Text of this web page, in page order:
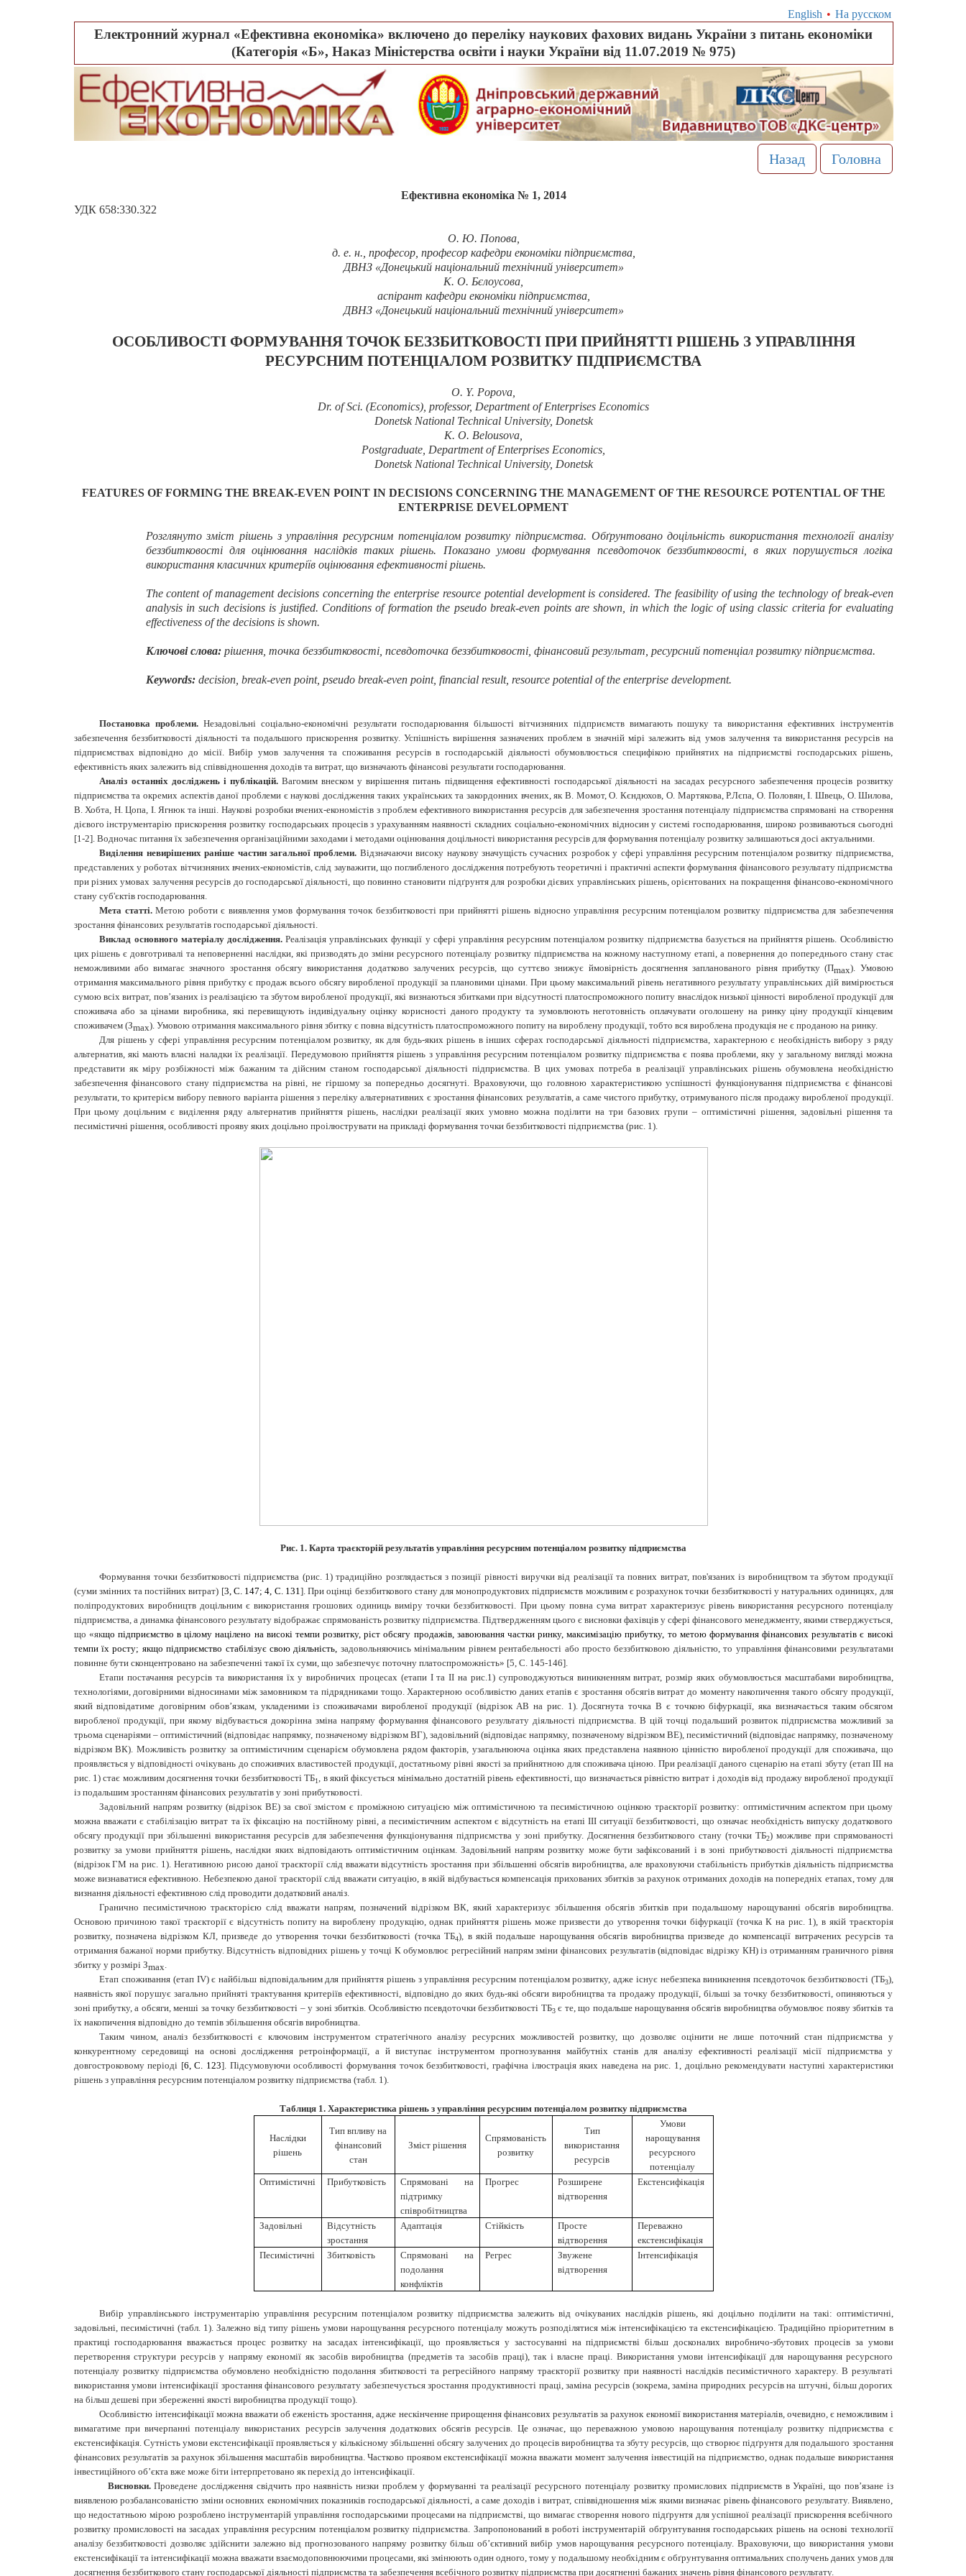
English • На русском
Електронний журнал «Ефективна економіка» включено до переліку наукових фахових видань України з питань економіки
(Категорія «Б», Наказ Міністерства освіти і науки України від 11.07.2019 № 975)
Назад Головна
Ефективна економіка № 1, 2014
УДК 658:330.322
О. Ю. Попова,
д. е. н., професор, професор кафедри економіки підприємства,
ДВНЗ «Донецький національний технічний університет»
К. О. Бєлоусова,
аспірант кафедри економіки підприємства,
ДВНЗ «Донецький національний технічний університет»
ОСОБЛИВОСТІ ФОРМУВАННЯ ТОЧОК БЕЗЗБИТКОВОСТІ ПРИ ПРИЙНЯТТІ РІШЕНЬ З УПРАВЛІННЯ
РЕСУРСНИМ ПОТЕНЦІАЛОМ РОЗВИТКУ ПІДПРИЄМСТВА
O. Y. Popova
Dr. of Sci. (Economics), professor, Department of Enterprises Economics
Donetsk National Technical University, Donetsk
K. O. Belousova
Postgraduate, Department of Enterprises Economics,
Donetsk National Technical University, Donetsk
FEATURES OF FORMING THE BREAK-EVEN POINT IN DECISIONSCONCERNINGTHE MANAGEMENT OF THE RESOURCE POTENTIAL OF THE
ENTERPRISE DEVELOPMENT
Розглянуто зміст рішень з управління ресурсним потенціалом розвитку підприємства. Обґрунтовано доцільність використання технології аналізу
беззбитковості для оцінювання наслідків таких рішень. Показано умови формування псевдоточок беззбитковості, в яких порушується логіка
використання класичних критеріїв оцінювання ефективності рішень.
The content of management decisionsconcerning theenterprise resource potential developmentisconsidered. The feasibility of using the technology ofbreak-even
analysis in such decisions is justified. Conditions of formation the pseudo break-even points are shown in which the logic of using classic criteria for evaluating
effectiveness of the decisions is shown.
Ключові слова:рішення, точка беззбитковості, псевдоточка беззбитковості, фінансовий результат, ресурсний потенціал розвитку підприємства.
Keywords:decision, break-even point, pseudo break-even point, financial result, resource potential of the enterprise development.
Постановка проблеми.Незадовільні соціально-економічні результати господарювання більшості вітчизняних підприємств вимагають пошуку та використання ефективних інструментів
забезпечення беззбитковості діяльності та подальшого прискорення розвитку. Успішність вирішення зазначених проблем в значній мірі залежить від умов залучення та використання ресурсів на
підприємствах відповідно до місії. Вибір умов залучення та споживання ресурсів в господарській діяльності обумовлюється специфікою прийнятих на підприємстві господарських рішень,
ефективність яких залежить від співвідношення доходів та витрат, що визначають фінансові результати господарювання.
Аналіз останніх досліджень і публікацій. Вагомим внеском у вирішення питань підвищення ефективності господарської діяльності на засадах ресурсного забезпечення процесів розвитку
підприємства та окремих аспектів даної проблеми є наукові дослідження таких українських та закордонних вчених, як В. Момот, О. Кєндюхов, О. Мартякова, Р.Лєпа, О. Половян, І. Швець, О. Шилова,
В. Хобта, Н. Цопа, І. Ягнюк та інші. Наукові розробки вчених-економістів з проблем ефективного використання ресурсів для забезпечення зростання потенціалу підприємства спрямовані на створення
дієвого інструментарію прискорення розвитку господарських процесів з урахуванням наявності складних соціально-економічних відносин у системі господарювання, широко розвиваються сьогодні
[1-2]. Водночас питання їх забезпечення організаційними заходами і методами оцінювання доцільності використання ресурсів для формування потенціалу розвитку залишаються досі актуальними.
Виділення невирішених раніше частин загальної проблеми. Відзначаючи високу наукову значущість сучасних розробок у сфері управління ресурсним потенціалом розвитку підприємства,
представлених у роботах вітчизняних вчених-економістів, слід зауважити, що поглибленого дослідження потребують теоретичні і практичні аспекти формування фінансового результату підприємства
при різних умовах залучення ресурсів до господарської діяльності, що повинно становити підґрунтя для розробки дієвих управлінських рішень, орієнтованих на покращення фінансово-економічного
стану суб'єктів господарювання.
Мета статті.Метою роботи є виявлення умов формування точок беззбитковості при прийнятті рішень відносно управління ресурсним потенціалом розвитку підприємства для забезпечення
зростання фінансових результатів господарської діяльності.
Виклад основного матеріалу дослідження. Реалізація управлінських функції у сфері управління ресурсним потенціалом розвитку підприємства базується на прийняття рішень. Особливістю
цих рішень є довготривалі та неповерненні наслідки, які призводять до зміни ресурсного потенціалу розвитку підприємства на кожному наступному етапі, а повернення до попереднього стану стає
неможливими або вимагає значного зростання обсягу використання додатково залучених ресурсів, що суттєво знижує ймовірність досягнення запланованого рівня прибутку (Пmax). Умовою
отримання максимального рівня прибутку є продаж всього обсягу виробленої продукції за плановими цінами. При цьому максимальний рівень негативного результату управлінських дій вимірюється
сумою всіх витрат, пов’язаних із реалізацією та збутом виробленої продукції, які визнаються збитками при відсутності платоспроможного попиту внаслідок низької цінності виробленої продукції для
споживача або за цінами виробника, які перевищують індивідуальну оцінку корисності даного продукту та зумовлюють неготовність оплачувати оголошену на ринку ціну продукції кінцевим
споживачем (Зmax). Умовою отримання максимального рівня збитку є повна відсутність платоспроможного попиту на вироблену продукції, тобто вся вироблена продукція не є проданою на ринку.
Для рішень у сфері управління ресурсним потенціалом розвитку, як для будь-яких рішень в інших сферах господарської діяльності підприємства, характерною є необхідність вибору з ряду
альтернатив, які мають власні наладки їх реалізації. Передумовою прийняття рішень з управління ресурсним потенціалом розвитку підприємства є поява проблеми, яку у загальному вигляді можна
представити як міру розбіжності між бажаним та дійсним станом господарської діяльності підприємства. В цих умовах потреба в реалізації управлінських рішень обумовлена необхідністю
забезпечення фінансового стану підприємства на рівні, не гіршому за попередньо досягнуті. Враховуючи, що головною характеристикою успішності функціонування підприємства є фінансові
результати, то критерієм вибору певного варіанта рішення з переліку альтернативних є зростання фінансових результатів, а саме чистого прибутку, отримуваного після продажу виробленої продукції.
При цьому доцільним є виділення ряду альтернатив прийняття рішень, наслідки реалізації яких умовно можна поділити на три базових групи – оптимістичні рішення, задовільні рішення та
песимістичні рішення, особливості прояву яких доцільно проілюструвати на прикладі формування точки беззбитковості підприємства (рис. 1).
Рис. 1. Карта траєкторій результатів управління ресурсним потенціалом розвитку підприємства
Формування точки беззбитковості підприємства (рис. 1) традиційно розглядається з позиції рівності виручки від реалізації та повних витрат, пов'язаних із виробництвом та збутом продукції
(суми змінних та постійних витрат) [3, С. 147; 4, С. 131]. При оцінці беззбиткового стану для монопродуктових підприємств можливим є розрахунок точки беззбитковості у натуральних одиницях, для
поліпродуктових виробництв доцільним є використання грошових одиниць виміру точки беззбитковості. При цьому повна сума витрат характеризує рівень використання ресурсного потенціалу
підприємства, а динамка фінансового результату відображає спрямованість розвитку підприємства. Підтвердженням цього є висновки фахівців у сфері фінансового менеджменту, якими стверджується,
що «якщо підприємство в цілому націлено на високі темпи розвитку, ріст обсягу продажів, завоювання частки ринку, максимізацію прибутку, то метою формування фінансових результатів є високі
темпи їх росту; якщо підприємство стабілізує свою діяльність, задовольняючись мінімальним рівнем рентабельності або просто беззбитковою діяльністю, то управління фінансовими результатами
повинне бути сконцентровано на забезпеченні такої їх суми, що забезпечує поточну платоспроможність» [5, С. 145-146].
Етапи постачання ресурсів та використання їх у виробничих процесах (етапи І та ІІ на рис.1) супроводжуються виникненням витрат, розмір яких обумовлюється масштабами виробництва,
технологіями, договірними відносинами між замовником та підрядниками тощо. Характерною особливістю даних етапів є зростання обсягів витрат до моменту накопичення такого обсягу продукції,
який відповідатиме договірним обов’язкам, укладеними із споживачами виробленої продукції (відрізок АВ на рис. 1). Досягнута точка В є точкою біфуркації, яка визначається таким обсягом
виробленої продукції, при якому відбувається докорінна зміна напряму формування фінансового результату діяльності підприємства. В цій точці подальший розвиток підприємства можливий за
трьома сценаріями – оптимістичний (відповідає напрямку, позначеному відрізком ВГ), задовільний (відповідає напрямку, позначеному відрізком ВЕ), песимістичний (відповідає напрямку, позначеному
відрізком ВК). Можливість розвитку за оптимістичним сценарієм обумовлена рядом факторів, узагальнююча оцінка яких представлена наявною цінністю виробленої продукції для споживача, що
проявляється у відповідності очікувань до споживчих властивостей продукції, достатньому рівні якості за прийнятною для споживача ціною. При реалізації даного сценарію на етапі збуту (етап ІІІ на
рис. 1) стає можливим досягнення точки беззбитковості ТБ1, в який фіксується мінімально достатній рівень ефективності, що визначається рівністю витрат і доходів від продажу виробленої продукції
із подальшим зростанням фінансових результатів у зоні прибутковості.
Задовільний напрям розвитку (відрізок ВЕ) за свої змістом є проміжною ситуацією між оптимістичною та песимістичною оцінкою траєкторії розвитку: оптимістичним аспектом при цьому
можна вважати є стабілізацію витрат та їх фіксацію на постійному рівні, а песимістичним аспектом є відсутність на етапі ІІІ ситуації беззбитковості, що означає необхідність випуску додаткового
обсягу продукції при збільшенні використання ресурсів для забезпечення функціонування підприємства у зоні прибутку. Досягнення беззбиткового стану (точки ТБ2) можливе при спрямованості
розвитку за умови прийняття рішень, наслідки яких відповідають оптимістичним оцінкам. Задовільний напрям розвитку може бути зафіксований і в зоні прибутковості діяльності підприємства
(відрізок ГМ на рис. 1). Негативною рисою даної траєкторії слід вважати відсутність зростання при збільшенні обсягів виробництва, але враховуючи стабільність прибутків діяльність підприємства
може визнаватися ефективною. Небезпекою даної траєкторії слід вважати ситуацію, в якій відбувається компенсація прихованих збитків за рахунок отриманих доходів на попередніх етапах, тому для
визнання діяльності ефективною слід проводити додатковий аналіз.
Гранично песимістичною траєкторією слід вважати напрям, позначений відрізком ВК, який характеризує збільшення обсягів збитків при подальшому нарощуванні обсягів виробництва.
Основою причиною такої траєкторії є відсутність попиту на вироблену продукцію, однак прийняття рішень може призвести до утворення точки біфуркації (точка К на рис. 1), в якій траєкторія
розвитку, позначена відрізком КЛ, призведе до утворення точки беззбитковості (точка ТБ4), в якій подальше нарощування обсягів виробництва призведе до компенсації витрачених ресурсів та
отримання бажаної норми прибутку. Відсутність відповідних рішень у точці К обумовлює регресійний напрям зміни фінансових результатів (відповідає відрізку КН) із отриманням граничного рівня
збитку у розмірі Зmax.
Етап споживання (етап ІV) є найбільш відповідальним для прийняття рішень з управління ресурсним потенціалом розвитку, адже існує небезпека виникнення псевдоточок беззбитковості (ТБ3),
наявність якої порушує загально прийняті трактування критеріїв ефективності, відповідно до яких будь-які обсяги виробництва та продажу продукції, більші за точку беззбитковості, опиняються у
зоні прибутку, а обсяги, менші за точку беззбитковості – у зоні збитків. Особливістю псевдоточки беззбитковості ТБ3є те, що подальше нарощування обсягів виробництва обумовлює появу збитків та
їх накопичення відповідно до темпів збільшення обсягів виробництва.
Таким чином, аналіз беззбитковості є ключовим інструментом стратегічного аналізу ресурсних можливостей розвитку, що дозволяє оцінити не лише поточний стан підприємства у
конкурентному середовищі на основі дослідження ретроінформації, а й виступає інструментом прогнозування майбутніх станів для аналізу ефективності реалізації місії підприємства у
довгостроковому періоді [6,C. 123]. Підсумовуючи особливості формування точок беззбитковості, графічна ілюстрація яких наведена на рис. 1, доцільно рекомендувати наступні характеристики
рішень з управління ресурсним потенціалом розвитку підприємства (табл. 1).
Таблиця 1. Характеристика рішень з управління ресурсним потенціалом розвитку підприємства
Наслідки
рішень
Тип впливу на
фінансовий
стан
Зміст рішення
Спрямованість
розвитку
Тип
використання
ресурсів
Умови
нарощування
ресурсного
потенціалу
Оптимістичні
Прибутковість
Спрямовані на
підтримку
співробітництва
Прогрес
Розширене
відтворення
Екстенсифікація
Задовільні
Відсутність
зростання
Адаптація Стійкість
Просте
відтворення
Переважно
екстенсифікація
Песимістичні
Збитковість
Спрямовані на
подолання
конфліктів
Регрес
Звужене
відтворення
Інтенсифікація
Вибір управлінського інструментарію управління ресурсним потенціалом розвитку підприємства залежить від очікуваних наслідків рішень, які доцільно поділити на такі: оптимістичні,
задовільні, песимістичні (табл. 1). Залежно від типу рішень умови нарощування ресурсного потенціалу можуть розподілятися між інтенсифікацією та екстенсифікацією. Традиційно пріоритетним в
практиці господарювання вважається процес розвитку на засадах інтенсифікації, що проявляється у застосуванні на підприємстві більш досконалих виробничо-збутових процесів за умови
перетворення структури ресурсів у напряму економії як засобів виробництва (предметів та засобів праці), так і власне праці. Використання умови інтенсифікації для нарощування ресурсного
потенціалу розвитку підприємства обумовлено необхідністю подолання збитковості та регресійного напряму траєкторії розвитку при наявності наслідків песимістичного характеру. В результаті
використання умови інтенсифікації зростання фінансового результату забезпечується зростання продуктивності праці, заміна ресурсів (зокрема, заміна природних ресурсів на штучні, більш дорогих
на більш дешеві при збереженні якості виробництва продукції тощо).
Особливістю інтенсифікації можна вважати об еженість зростання, адже нескінченне прирощення фінансових результатів за рахунок економії використання матеріалів, очевидно, є неможливим і
вимагатиме при вичерпанні потенціалу використаних ресурсів залучення додаткових обсягів ресурсів. Це означає, що переважною умовою нарощування потенціалу розвитку підприємства є
екстенсифікація. Сутність умови екстенсифікації проявляється у кількісному збільшенні обсягу залучених до процесів виробництва та збуту ресурсів, що створює підґрунтя для подальшого зростання
фінансових результатів за рахунок збільшення масштабів виробництва. Частково проявом екстенсифікації можна вважати момент залучення інвестицій на підприємство, однак подальше використання
інвестиційного об’єкта вже може біти інтерпретовано як перехід до інтенсифікації.
Висновки.Проведене дослідження свідчить про наявність низки проблем у формуванні та реалізації ресурсного потенціалу розвитку промислових підприємств в Україні, що пов’язане із
виявленою розбалансованістю зміни основних економічних показників господарської діяльності, а саме доходів і витрат, співвідношення між якими визначає рівень фінансового результату. Виявлено,
що недостатньою мірою розроблено інструментарій управління господарськими процесами на підприємстві, що вимагає створення нового підґрунтя для успішної реалізації прискорення всебічного
розвитку промисловості на засадах управління ресурсним потенціалом розвитку підприємства. Запропонований в роботі інструментарій обґрунтування господарських рішень на основі технології
аналізу беззбитковості дозволяє здійснити залежно від прогнозованого напряму розвитку більш об’єктивний вибір умов нарощування ресурсного потенціалу. Враховуючи, що використання умови
екстенсифікації та інтенсифікації можна вважати взаємодоповнюючими процесами, які змінюють один одного, тому у подальшому необхідним є обґрунтування оптимальних сполучень даних умов для
досягнення беззбиткового стану господарської діяльності підприємства та забезпечення всебічного розвитку підприємства при досягненні бажаних значень рівня фінансового результату.